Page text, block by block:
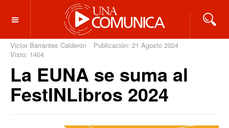
OFF CANVAS
Victor Barrantes Calderón
Publicación: 21 Agosto 2024
Visto: 1404
La EUNA se suma al
FestINLibros 2024